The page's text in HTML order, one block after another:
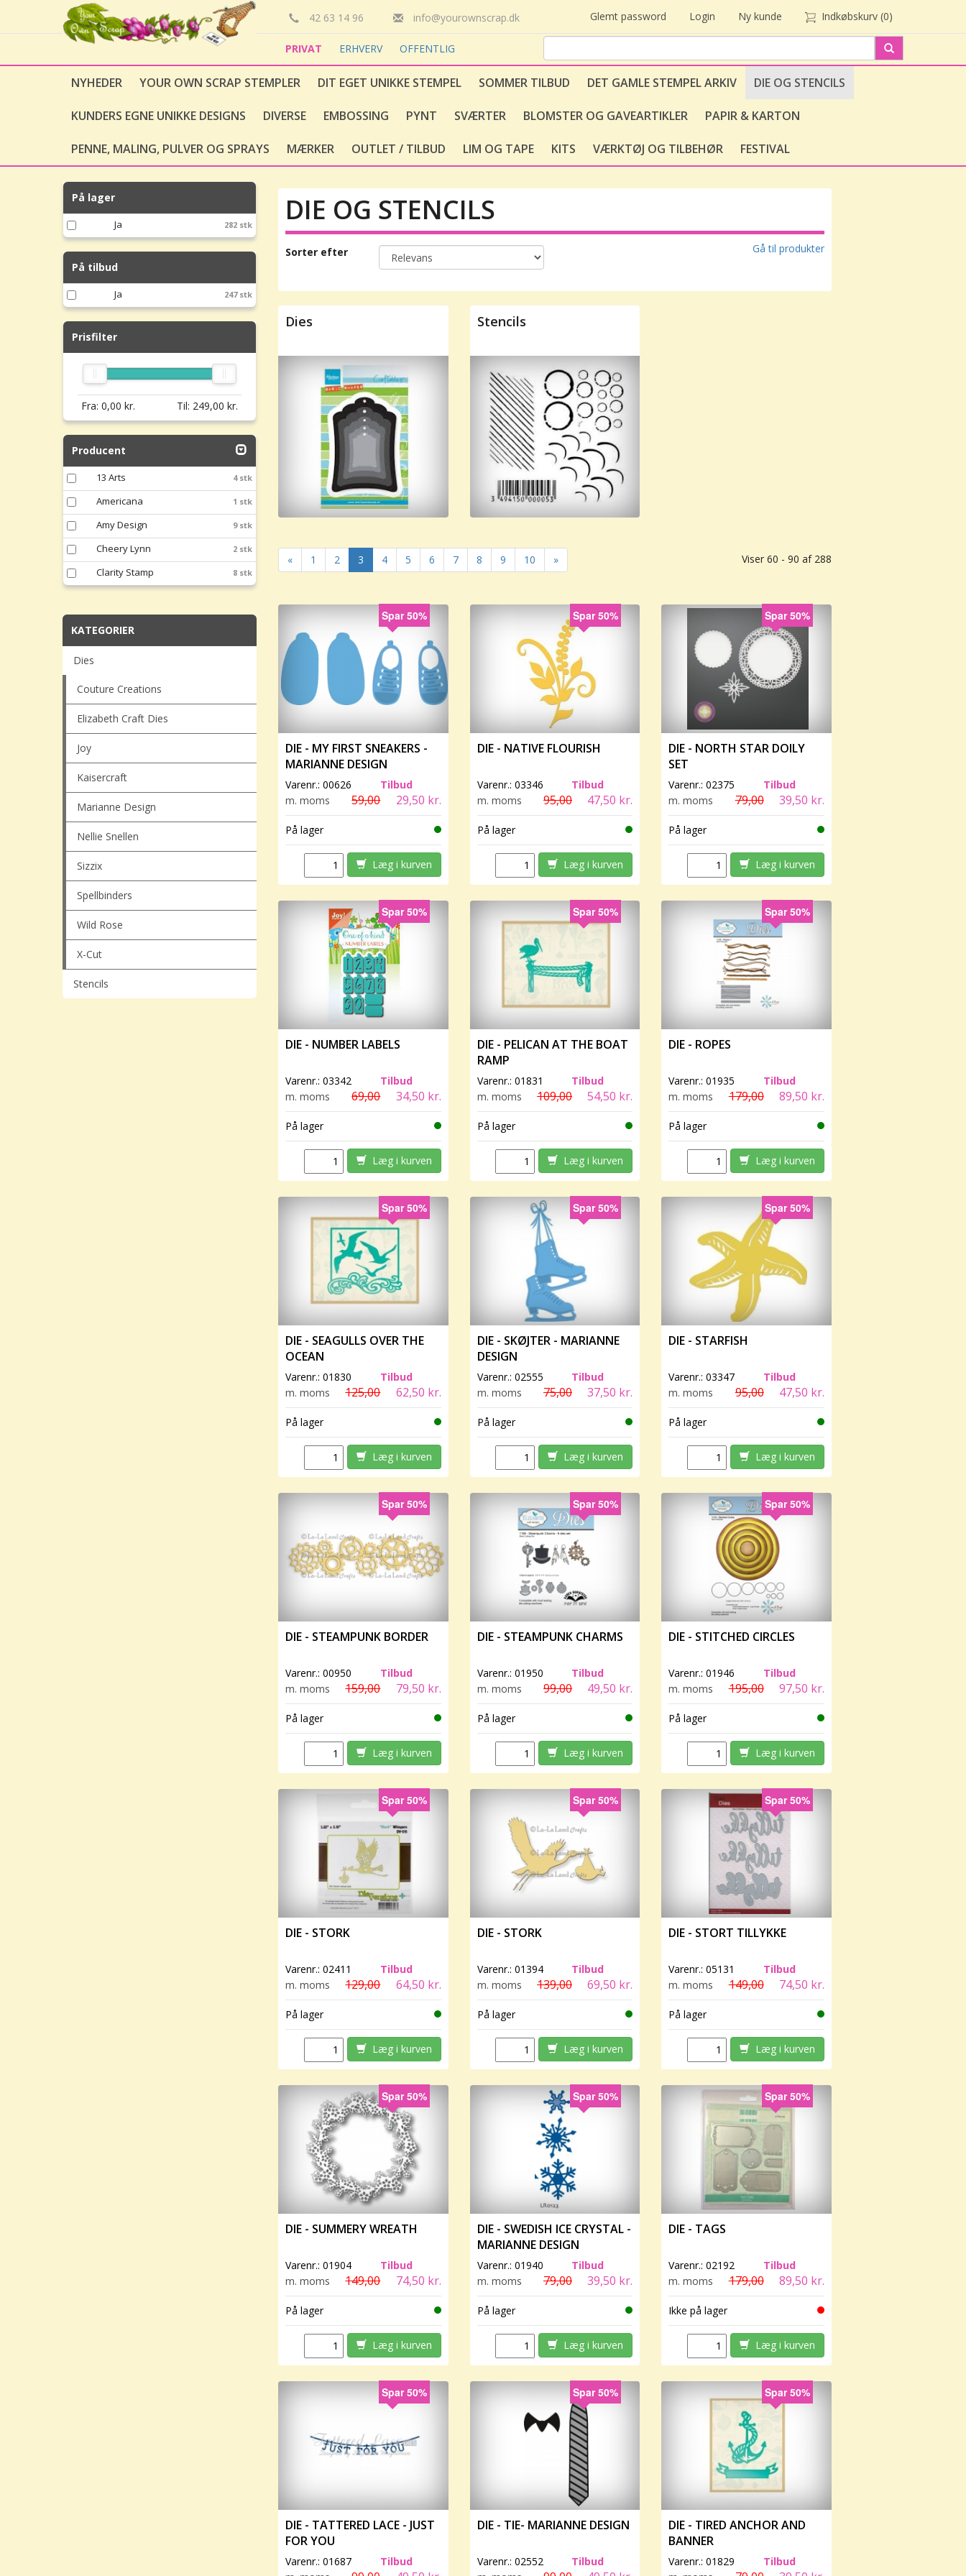
42 63 14 96 info@yourownscrap.dk Glemt password Login Ny kunde Indkøbskurv (0)
PRIVAT ERHVERV OFFENTLIG
NYHEDER YOUR OWN SCRAP STEMPLER DIT EGET UNIKKE STEMPEL SOMMER TILBUD DET GAMLE STEMPEL ARKIV DIE OG STENCILS
KUNDERS EGNE UNIKKE DESIGNS DIVERSE EMBOSSING PYNT SVÆRTER BLOMSTER OG GAVEARTIKLER PAPIR & KARTON
PENNE, MALING, PULVER OG SPRAYS MÆRKER OUTLET / TILBUD LIM OG TAPE KITS VÆRKTØJ OG TILBEHØR FESTIVAL
På lager
Ja 282 stk
På tilbud
Ja 247 stk
Prisfilter
Fra: 0,00 kr. Til: 249,00 kr.
Producent
13 Arts 4 stk
Americana 1 stk
Amy Design 9 stk
Cheery Lynn 2 stk
Clarity Stamp 8 stk
KATEGORIER
Dies
Couture Creations
Elizabeth Craft Dies
Joy
Kaisercraft
Marianne Design
Nellie Snellen
Sizzix
Spellbinders
Wild Rose
X-Cut
Stencils
DIE OG STENCILS
Gå til produkter
Sorter efter
Dies Stencils
Viser 60 - 90 af 288
« 1 2 3 4 5 6 7 8 9 10 »
Spar 50%
DIE - MY FIRST SNEAKERS -
MARIANNE DESIGN
Varenr.: 00626
Tilbud
m. moms
59,00 29,50 kr.
På lager
Læg i kurven
Spar 50%
DIE - NATIVE FLOURISH
Varenr.: 03346
Tilbud
m. moms
95,00 47,50 kr.
På lager
Læg i kurven
Spar 50%
DIE - NORTH STAR DOILY
SET
Varenr.:02375
Tilbud
m. moms
79,00 39,50 kr.
På lager
Læg i kurven
Spar 50%
DIE - NUMBER LABELS
Varenr.: 03342
Tilbud
m. moms
69,00 34,50 kr.
På lager
Læg i kurven
Spar 50%
DIE - PELICAN AT THE BOAT
RAMP
Varenr.: 01831
Tilbud
m. moms
109,00 54,50 kr.
På lager
Læg i kurven
Spar 50%
DIE - ROPES
Varenr.:01935
Tilbud
m. moms
179,00 89,50 kr.
På lager
Læg i kurven
Spar 50%
DIE - SEAGULLS OVER THE
OCEAN
Varenr.: 01830
Tilbud
m. moms
125,00 62,50 kr.
På lager
Læg i kurven
Spar 50%
DIE - SKØJTER - MARIANNE
DESIGN
Varenr.: 02555
Tilbud
m. moms
75,00 37,50 kr.
På lager
Læg i kurven
Spar 50%
DIE - STARFISH
Varenr.:03347
Tilbud
m. moms
95,00 47,50 kr.
På lager
Læg i kurven
Spar 50%
DIE - STEAMPUNK BORDER
Varenr.: 00950
Tilbud
m. moms
159,00 79,50 kr.
På lager
Læg i kurven
Spar 50%
DIE - STEAMPUNK CHARMS
Varenr.: 01950
Tilbud
m. moms
99,00 49,50 kr.
På lager
Læg i kurven
Spar 50%
DIE - STITCHED CIRCLES
Varenr.:01946
Tilbud
m. moms
195,00 97,50 kr.
På lager
Læg i kurven
Spar 50%
DIE - STORK
Varenr.: 02411
Tilbud
m. moms
129,00 64,50 kr.
På lager
Læg i kurven
Spar 50%
DIE - STORK
Varenr.: 01394
Tilbud
m. moms
139,00 69,50 kr.
På lager
Læg i kurven
Spar 50%
DIE - STORT TILLYKKE
Varenr.:05131
Tilbud
m. moms
149,00 74,50 kr.
På lager
Læg i kurven
Spar 50%
DIE - SUMMERY WREATH
Varenr.: 01904
Tilbud
m. moms
149,00 74,50 kr.
På lager
Læg i kurven
Spar 50%
DIE - SWEDISH ICE CRYSTAL -
MARIANNE DESIGN
Varenr.: 01940
Tilbud
m. moms
79,00 39,50 kr.
På lager
Læg i kurven
Spar 50%
DIE - TAGS
Varenr.:02192
Tilbud
m. moms
179,00 89,50 kr.
Ikke på lager
Læg i kurven
Spar 50%
DIE - TATTERED LACE - JUST
FOR YOU
Varenr.: 01687
Tilbud
Spar 50%
DIE - TIE- MARIANNE DESIGN
Varenr.: 02552
Tilbud
Spar 50%
DIE - TIRED ANCHOR AND
BANNER
Varenr.:01829
Tilbud